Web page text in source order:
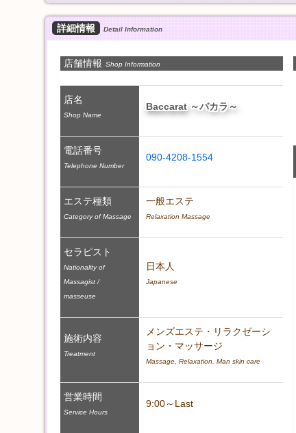
詳細情報 Detail Information
店舗情報 Shop Information
店名
Shop Name
Baccarat ～バカラ～
電話番号
Telephone Number
090-4208-1554
エステ種類
Category of Massage
一般エステ
Relaxation Massage
セラピスト
Nationality of
Massagist /
masseuse
日本人
Japanese
施術内容
Treatment
メンズエステ・リラクゼーシ
ョン・マッサージ
Massage, Relaxation, Man skin care
営業時間
Service Hours
9:00～Last